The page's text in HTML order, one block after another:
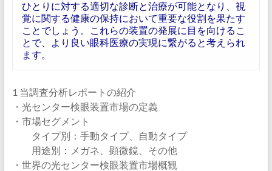
ひとりに対する適切な診断と治療が可能となり、視
覚に関する健康の保持において重要な役割を果たす
ことでしょう。これらの装置の発展に目を向けるこ
とで、より良い眼科医療の実現に繋がると考えられ
ます。
1 当調査分析レポートの紹介
・光センター検眼装置市場の定義
・市場セグメント
タイプ別：手動タイプ、自動タイプ
用途別：メガネ、顕微鏡、その他
・世界の光センター検眼装置市場概観